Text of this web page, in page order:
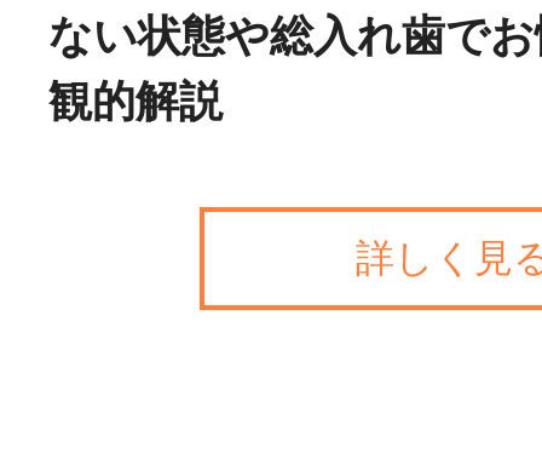
ない状態や総入れ歯で
観的解説
詳しく見